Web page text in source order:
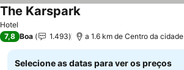
Hotel
The Karspark
7,8 Boa 1.493 a 1.6 km de Centro da cidade
Selecione as datas para ver os preços